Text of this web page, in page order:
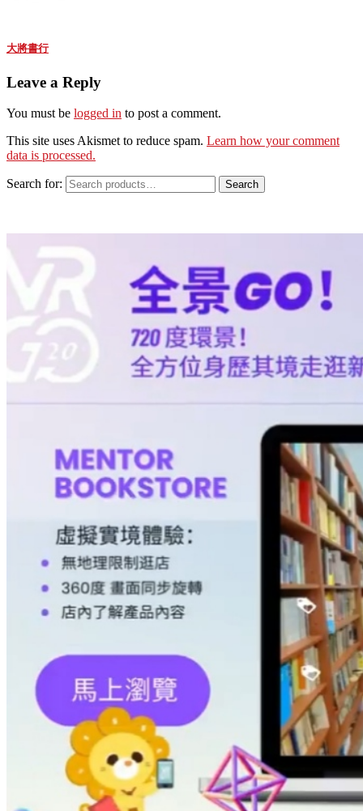
大將書行
Leave a Reply
You must be logged in to post a comment.
This site uses Akismet to reduce spam. Learn how your comment
data is processed.
Search for: Search